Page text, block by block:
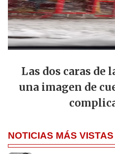
Las dos caras de
una imagen de
NOTICIAS MÁS VISTAS